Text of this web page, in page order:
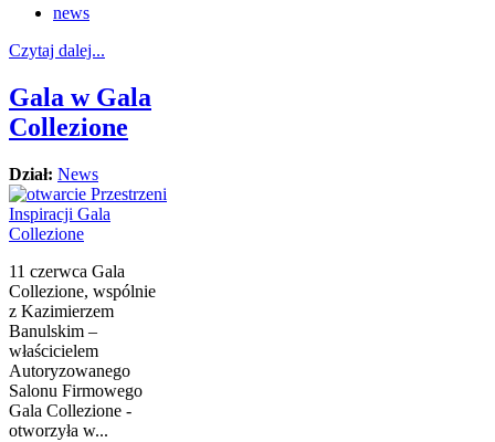
news
Czytaj dalej...
Gala w Gala
Collezione
Dział: News
11 czerwca Gala
Collezione, wspólnie
z Kazimierzem
Banulskim –
właścicielem
Autoryzowanego
Salonu Firmowego
Gala Collezione -
otworzyła w...